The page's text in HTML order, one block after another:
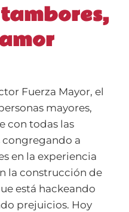
Fuerza Mayor, el
mayores,
con todas las
congregando a
en la experiencia
la construcción de
está hackeando
prejuicios. Hoy